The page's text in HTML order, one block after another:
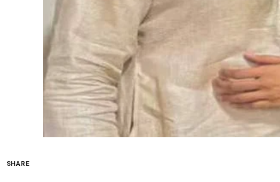
SHARE